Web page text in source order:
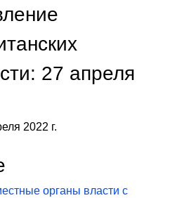
27 апреля
2022 г.
органы власти с